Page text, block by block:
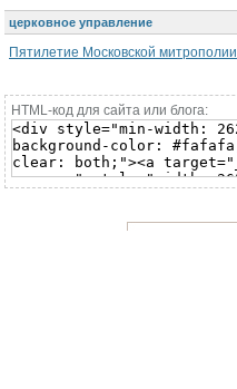
церковное управление
Пятилетие Московской митрополии
HTML-код для сайта или блога: